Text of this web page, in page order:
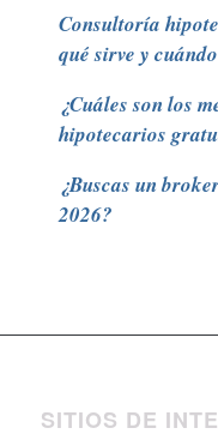
Consultoría
qué sirve y
¿Cuáles son los
hipotecarios
¿Buscas un
2026?
SITIOS DE